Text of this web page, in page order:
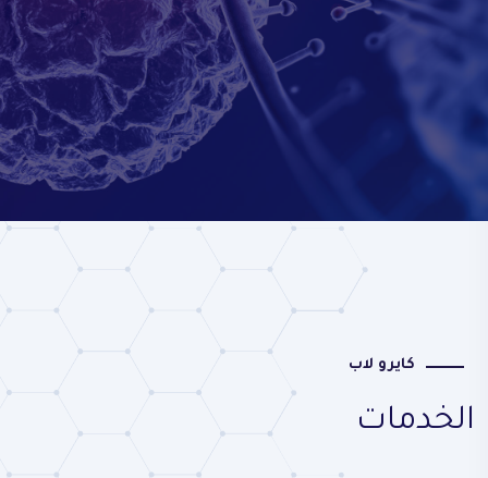
كايرو لاب
الخدمات